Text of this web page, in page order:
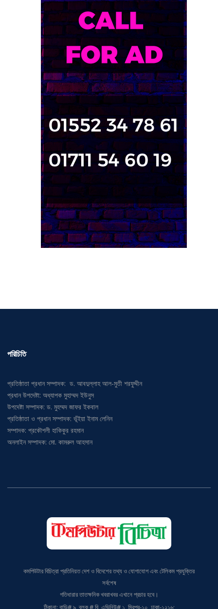
প্রধান উপদেষ্টা: অধ্যাপক মুহাম্মদ ইউনুস
উপদেষ্টা সম্পাদক: ড. মুহম্মদ জাফর ইকবাল
প্রতিষ্ঠাতা ও প্রধান সম্পাদক: ভূঁইয়া ইনাম লেনিন
সম্পাদক: প্রকৌশলী হাকিকুর রহমান
অনলাইন সম্পাদক: মো. কামরুল আহসান
সর্বশেষ
গতিধারার তাতক্ষনিক খবরাখবর এখানে প্রচার হবে।
ঠিকানা: বাড়ি# ৯, ব্লক # বি, এভিনিউ# ১, মিরপুর-১০, ঢাকা-১২১৬;